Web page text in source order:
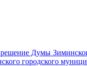
Думы
городского